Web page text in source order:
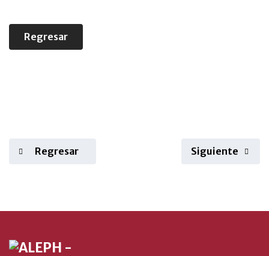
Regresar
Regresar Siguiente